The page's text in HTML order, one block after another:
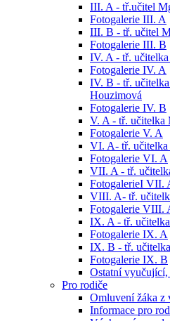
III. A - tř.učitel
Fotogalerie III. A
III. B - tř. učitel
Fotogalerie III. B
IV. A - tř.
Fotogalerie IV. A
IV. B - tř.
Houzimová
Fotogalerie IV. B
V. A - tř. učitelka
Fotogalerie V. A
VI. A- tř. učitelka
Fotogalerie VI. A
VII. A - tř.
FotogalerieI VII.
VIII. A- tř.
Fotogalerie VIII.
IX. A - tř.
Fotogalerie IX. A
IX. B - tř.
Fotogalerie IX. B
Ostatní vyučující,
Pro rodiče
Omluvení žáka z
Informace pro